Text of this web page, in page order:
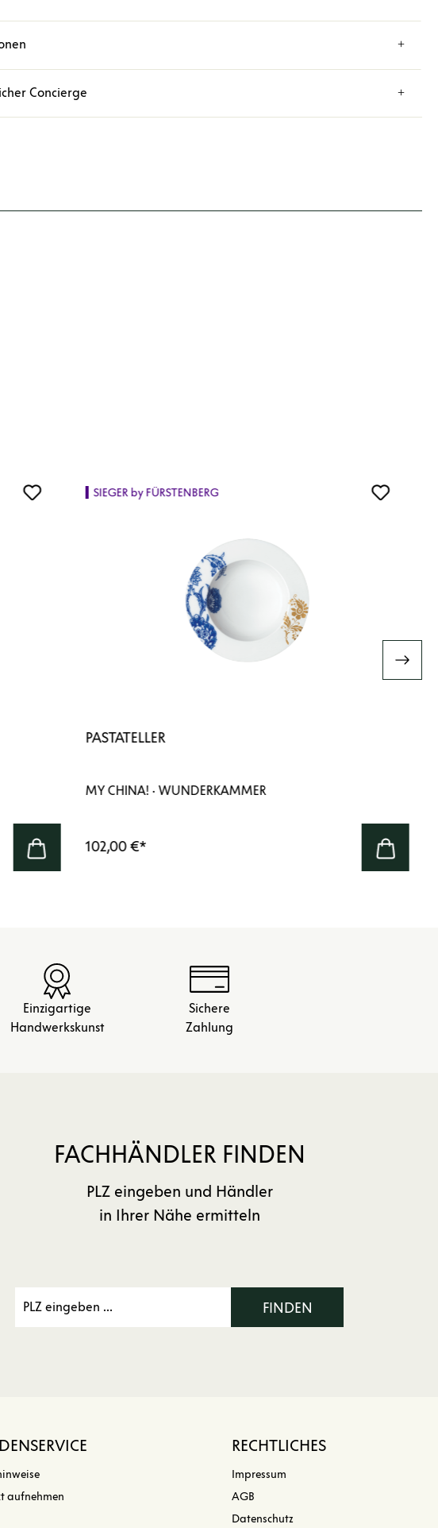
Concierge
SIEGER by FÜRSTENBERG
PASTATELLER
MY CHINA! · WUNDERKAMMER
102,00 €*
Einzigartige
Handwerkskunst
Sichere
Zahlung
FACHHÄNDLER FINDEN
PLZ eingeben und Händler
in Ihrer Nähe ermitteln
FINDEN
aufnehmen
RECHTLICHES
Impressum
AGB
Datenschutz